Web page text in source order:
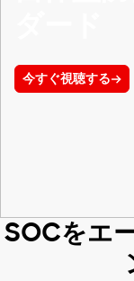
今すぐ視聴する
SOCをエ